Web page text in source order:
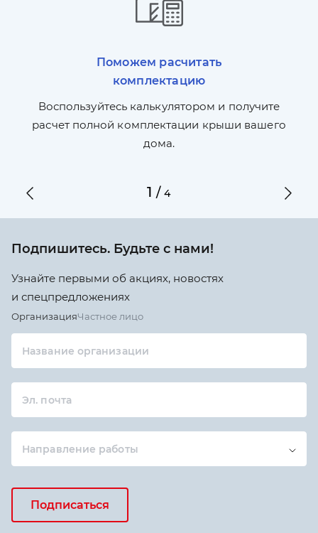
Поможем расчитать
комплектацию
Воспользуйтесь калькулятором и получите
расчет полной комплектации крыши вашего
дома.
1 /4
Подпишитесь. Будьте с нами!
Узнайте первыми об акциях, новостях
и спецпредложениях
ОрганизацияЧастное лицо
Название организации
Эл. почта
Направление работы
Подписаться